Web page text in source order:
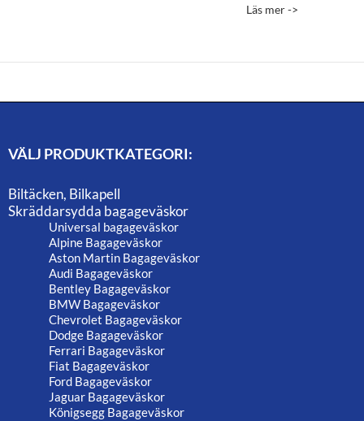
av 5
Läs mer ->
VÄLJ PRODUKTKATEGORI:
Biltäcken, Bilkapell
Skräddarsydda bagageväskor
Universal bagageväskor
Alpine Bagageväskor
Aston Martin Bagageväskor
Audi Bagageväskor
Bentley Bagageväskor
BMW Bagageväskor
Chevrolet Bagageväskor
Dodge Bagageväskor
Ferrari Bagageväskor
Fiat Bagageväskor
Ford Bagageväskor
Jaguar Bagageväskor
Königsegg Bagageväskor